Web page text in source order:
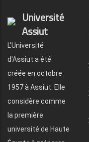
Université
Assiut
L'Université
d'Assiut a été
créée en octobre
1957 à Assiut. Elle
considère comme
la première
université de Haute